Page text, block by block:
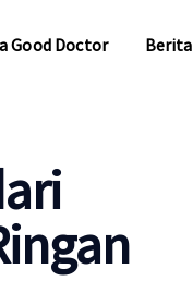
Good Doctor Berita